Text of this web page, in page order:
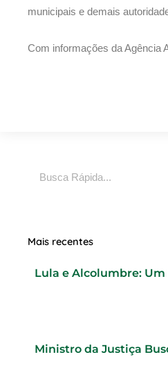
municipais e demais
Com informações da Agência
Mais recentes
Lula e Alcolumbre: Um
Ministro da Justiça